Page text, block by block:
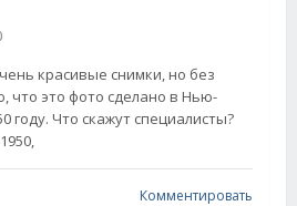
красивые снимки, но без
что это фото сделано в Нью-
году. Что скажут специалисты?
Комментировать